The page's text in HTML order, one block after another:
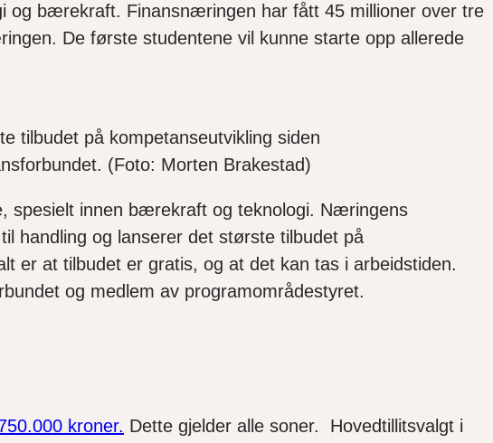
og bærekraft. Finansnæringen har fått 45 millioner over tre
De første studentene vil kunne starte opp allerede
tilbudet på kompetanseutvikling siden
(Foto: Morten Brakestad)
spesielt innen bærekraft og teknologi. Næringens
handling og lanserer det største tilbudet på
er at tilbudet er gratis, og at det kan tas i arbeidstiden.
og medlem av programområdestyret.
kroner. Dette gjelder alle soner. Hovedtillitsvalgt i